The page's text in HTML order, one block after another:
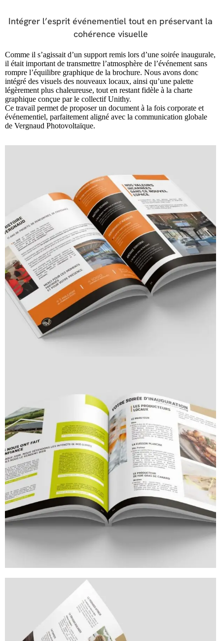
Intégrer l’esprit événementiel tout en préservant la
cohérence visuelle
Comme il s’agissait d’un support remis lors d’une soirée inaugurale,
il était important de transmettre l’atmosphère de l’événement sans
rompre l’équilibre graphique de la brochure. Nous avons donc
intégré des visuels des nouveaux locaux, ainsi qu’une palette
légèrement plus chaleureuse, tout en restant fidèle à la charte
graphique conçue par le collectif Unithy.
Ce travail permet de proposer un document à la fois corporate et
événementiel, parfaitement aligné avec la communication globale
de Vergnaud Photovoltaïque.